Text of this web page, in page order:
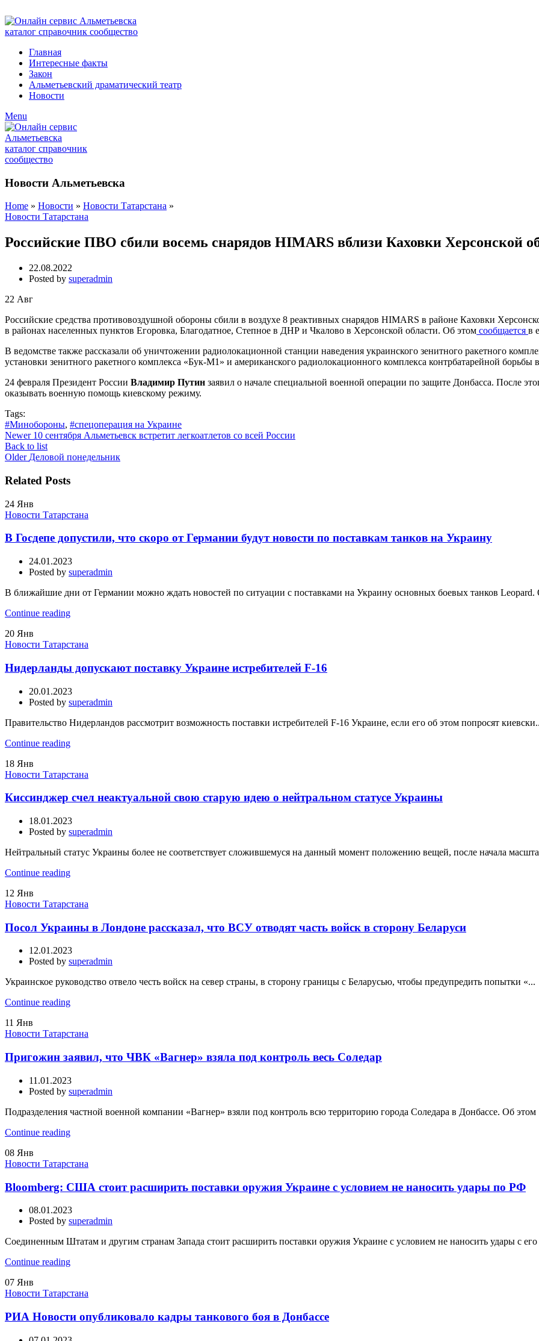
Главная
Интересные факты
Закон
Альметьевский драматический театр
Новости
Menu
Новости Альметьевска
Home » Новости » Новости Татарстана »
Новости Татарстана
Российские ПВО сбили восемь снарядов HIMARS вблизи Каховки Херсонской
22.08.2022
Posted by superadmin
22 Авг
Российские средства противовоздушной обороны сбили в воздухе 8 реактивных снарядов HIMARS в районе Каховки
в районах населенных пунктов Егоровка, Благодатное, Степное в ДНР и Чкалово в Херсонской области. Об этом сообщается в
В ведомстве также рассказали об уничтожении радиолокационной станции наведения украинского зенитного ракетного
установки зенитного ракетного комплекса «Бук-М1» и американского радиолокационного комплекса контрбатарейной борьбы
24 февраля Президент России Владимир Путин заявил о начале специальной военной операции по защите Донбасса. После
оказывать военную помощь киевскому режиму.
Tags:
#Минобороны, #спецоперация на Украине
Newer 10 сентября Альметьевск встретит легкоатлетов со всей России
Back to list
Older Деловой понедельник
Related Posts
24 Янв
Новости Татарстана
В Госдепе допустили, что скоро от Германии будут новости по поставкам танков на Украину
24.01.2023
Posted by superadmin
В ближайшие дни от Германии можно ждать новостей по ситуации с поставками на Украину основных боевых танков Leopard.
Continue reading
20 Янв
Новости Татарстана
Нидерланды допускают поставку Украине истребителей F-16
20.01.2023
Posted by superadmin
Правительство Нидерландов рассмотрит возможность поставки истребителей F-16 Украине, если его об этом попросят
Continue reading
18 Янв
Новости Татарстана
Киссинджер счел неактуальной свою старую идею о нейтральном статусе Украины
18.01.2023
Posted by superadmin
Нейтральный статус Украины более не соответствует сложившемуся на данный момент положению вещей, после начала
Continue reading
12 Янв
Новости Татарстана
Посол Украины в Лондоне рассказал, что ВСУ отводят часть войск в сторону Беларуси
12.01.2023
Posted by superadmin
Украинское руководство отвело честь войск на север страны, в сторону границы с Беларусью, чтобы предупредить попытки «...
Continue reading
11 Янв
Новости Татарстана
Пригожин заявил, что ЧВК «Вагнер» взяла под контроль весь Соледар
11.01.2023
Posted by superadmin
Подразделения частной военной компании «Вагнер» взяли под контроль всю территорию города Соледара в Донбассе. Об этом
Continue reading
08 Янв
Новости Татарстана
Bloomberg: США стоит расширить поставки оружия Украине с условием не наносить удары по РФ
08.01.2023
Posted by superadmin
Соединенным Штатам и другим странам Запада стоит расширить поставки оружия Украине с условием не наносить удары с его
Continue reading
07 Янв
Новости Татарстана
РИА Новости опубликовало кадры танкового боя в Донбассе